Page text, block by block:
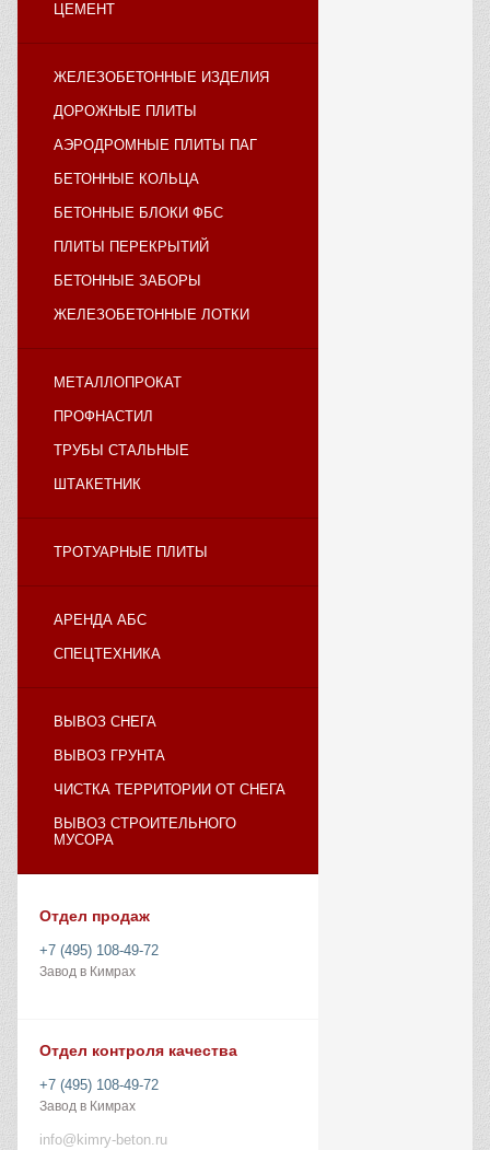
ЦЕМЕНТ
ЖЕЛЕЗОБЕТОННЫЕ ИЗДЕЛИЯ
ДОРОЖНЫЕ ПЛИТЫ
АЭРОДРОМНЫЕ ПЛИТЫ ПАГ
БЕТОННЫЕ КОЛЬЦА
БЕТОННЫЕ БЛОКИ ФБС
ПЛИТЫ ПЕРЕКРЫТИЙ
БЕТОННЫЕ ЗАБОРЫ
ЖЕЛЕЗОБЕТОННЫЕ ЛОТКИ
МЕТАЛЛОПРОКАТ
ПРОФНАСТИЛ
ТРУБЫ СТАЛЬНЫЕ
ШТАКЕТНИК
ТРОТУАРНЫЕ ПЛИТЫ
АРЕНДА АБС
СПЕЦТЕХНИКА
ВЫВОЗ СНЕГА
ВЫВОЗ ГРУНТА
ЧИСТКА ТЕРРИТОРИИ ОТ СНЕГА
ВЫВОЗ СТРОИТЕЛЬНОГО
МУСОРА
Отдел продаж
+7 (495) 108-49-72
Завод в Кимрах
Отдел контроля качества
+7 (495) 108-49-72
Завод в Кимрах
info@kimry-beton.ru